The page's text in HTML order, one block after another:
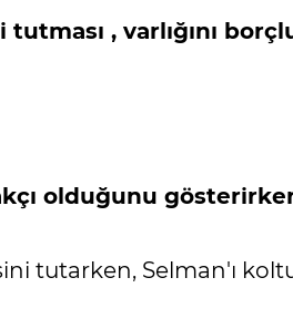
, varlığını
olduğunu
tutarken, Selman'ı